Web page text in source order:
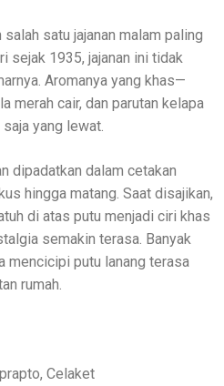
satu jajanan malam paling
sejak 1935, jajanan ini tidak
Aromanya yang khas—
merah cair, dan parutan kelapa
yang lewat.
dipadatkan dalam cetakan
hingga matang. Saat disajikan,
di atas putu menjadi ciri khas
semakin terasa. Banyak
mencicipi putu lanang terasa
rumah.
Celaket